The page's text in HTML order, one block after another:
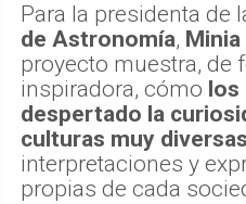
Para la presidenta de
de Astronomía,
proyecto muestra, de
inspiradora, cómo los
despertado la
culturas muy diversas
interpretaciones y
propias de cada